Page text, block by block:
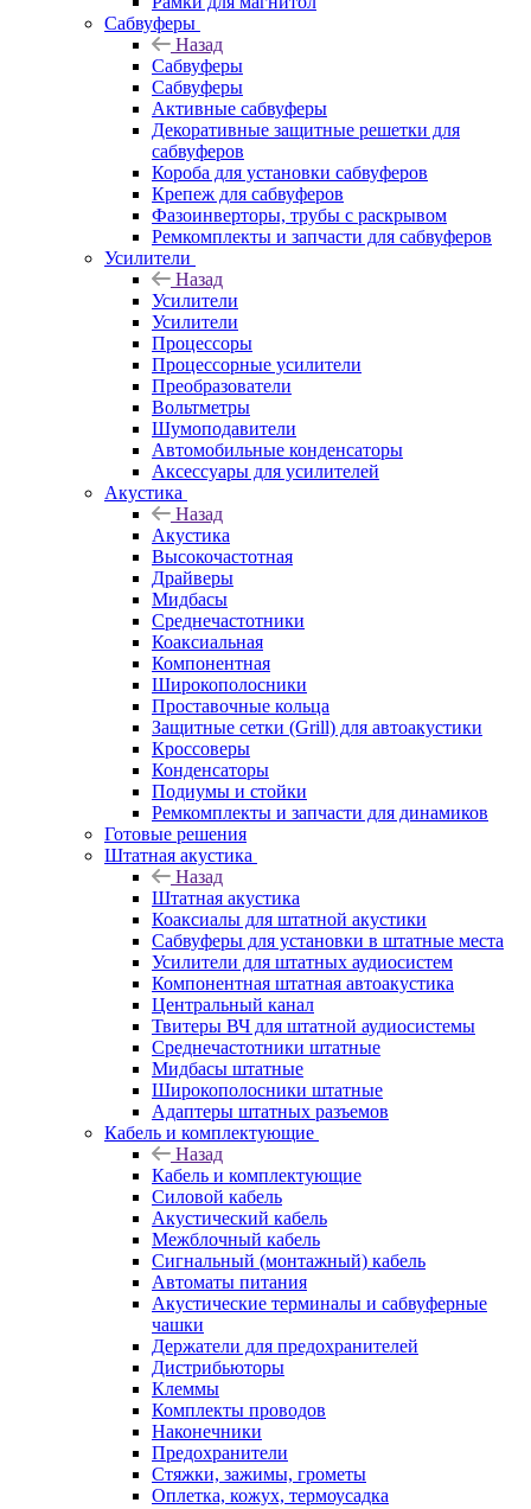
Сабвуферы
Назад
Сабвуферы
Сабвуферы
Активные сабвуферы
Декоративные защитные решетки для
сабвуферов
Короба для установки сабвуферов
Крепеж для сабвуферов
Фазоинверторы, трубы с раскрывом
Ремкомплекты и запчасти для сабвуферов
Усилители
Назад
Усилители
Усилители
Процессоры
Процессорные усилители
Преобразователи
Вольтметры
Шумоподавители
Автомобильные конденсаторы
Аксессуары для усилителей
Акустика
Назад
Акустика
Высокочастотная
Драйверы
Мидбасы
Среднечастотники
Коаксиальная
Компонентная
Широкополосники
Проставочные кольца
Защитные сетки (Grill) для автоакустики
Кроссоверы
Конденсаторы
Подиумы и стойки
Ремкомплекты и запчасти для динамиков
Готовые решения
Штатная акустика
Назад
Штатная акустика
Коаксиалы для штатной акустики
Сабвуферы для установки в штатные места
Усилители для штатных аудиосистем
Компонентная штатная автоакустика
Центральный канал
Твитеры ВЧ для штатной аудиосистемы
Среднечастотники штатные
Мидбасы штатные
Широкополосники штатные
Адаптеры штатных разъемов
Кабель и комплектующие
Назад
Кабель и комплектующие
Силовой кабель
Акустический кабель
Межблочный кабель
Сигнальный (монтажный) кабель
Автоматы питания
Акустические терминалы и сабвуферные
чашки
Держатели для предохранителей
Дистрибьюторы
Клеммы
Комплекты проводов
Наконечники
Предохранители
Стяжки, зажимы, грометы
Оплетка, кожух, термоусадка